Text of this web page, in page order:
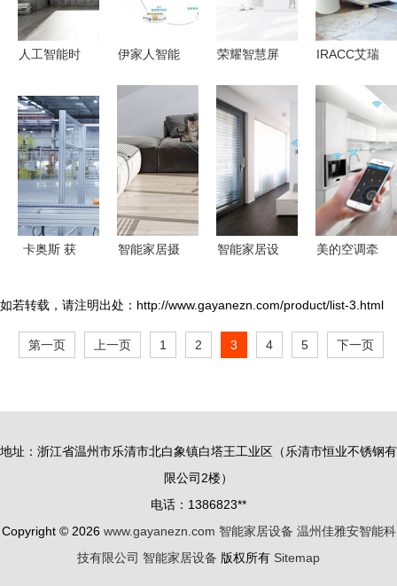
人工智能时
居设备的未
来图景
伊家人智能
未来生活的
智能设备革
荣耀智慧屏
的差异 不
仅仅是电
视，更是智
能家居的核
IRACC艾瑞
开启未来智
慧生活的钥
匙
卡奥斯 获
可，打造
CM³评测咨
询一站式智
杆，引领智
产业升级
智能家居摄
客玩物”到
家庭安全守
护的“爆
智能家居设
活的新篇章
美的空调牵
DeepSeek
智能家居生
态的深度变
如若转载，请注明出处：http://www.gayanezn.com/product/list-3.html
第一页 上一页 1 2 3 4 5 下一页
地址：浙江省温州市乐清市北白象镇白塔王工业区（乐清市恒业不锈钢有
限公司2楼）
电话：1386823**
Copyright © 2026 www.gayanezn.com 智能家居设备 温州佳雅安智能科
技有限公司 智能家居设备 版权所有 Sitemap